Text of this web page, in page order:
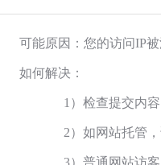
可能原因：您的访问IP
如何解决：
1）检查提交内容
2）如网站托管
3）普通网站访